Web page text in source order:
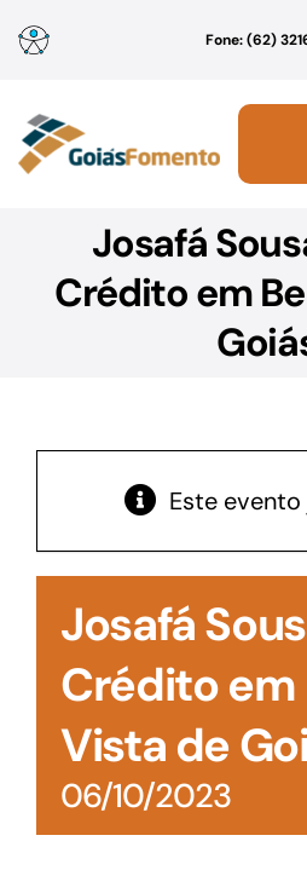
para
conteúdo
Fone: (62)
Institucional
Linhas de Crédito
Acesso à Informação
Josafá
Crédito em
Este
Josafá
Crédito em
Vista de
06/10/2023